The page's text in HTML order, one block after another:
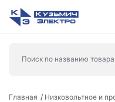
Главная
Низковольтное и